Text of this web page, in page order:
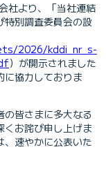
社より、「当社連結
特別調査委員会の設
2026/kddi_nr_s-
）が開示されました
に協力しておりま
皆さまに多大なる
くお詫び申し上げま
、速やかに公表いた